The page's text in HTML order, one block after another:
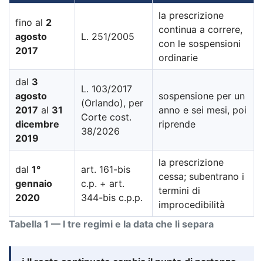
Tabella 1 — I tre regimi e la data che li separa
fino al 2
agosto
2017
L. 251/2005
la prescrizione
continua a correre,
con le sospensioni
ordinarie
dal 3
agosto
2017 al 31
dicembre
2019
L. 103/2017
(Orlando), per
Corte cost.
38/2026
sospensione per un
anno e sei mesi, poi
riprende
dal 1°
gennaio
2020
art. 161-bis
c.p. + art.
344-bis c.p.p.
la prescrizione
cessa; subentrano i
termini di
improcedibilità